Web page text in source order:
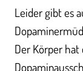
Leider gibt es
Der Körper hat